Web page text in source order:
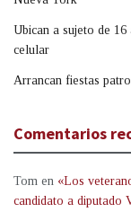
Ubican a sujeto de
celular
Arrancan fiestas
Comentarios
Tom en «Los
candidato a diputado